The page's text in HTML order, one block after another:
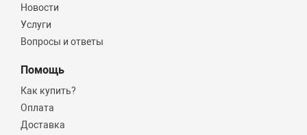
Новости
Услуги
Вопросы и ответы
Помощь
Как купить?
Оплата
Доставка